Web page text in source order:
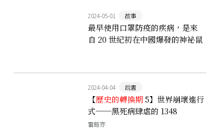
2024-05-01 故事
最早使用口罩防疫的疾病，是來
自 20 世紀初在中國爆發的神祕鼠
2024-04-04 說書
【歷史的轉換期5】世界崩壞進行
式──黑死病肆虐的 1348
雷鎧亦